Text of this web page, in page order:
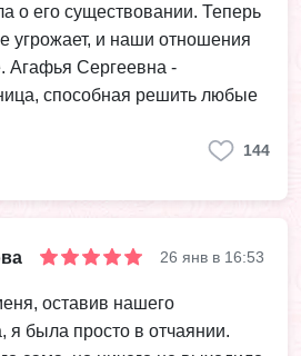
о его существовании. Теперь
угрожает, и наши отношения
Агафья Сергеевна -
способная решить любые
144
26 янв в 16:53
оставив нашего
я была просто в отчаянии.